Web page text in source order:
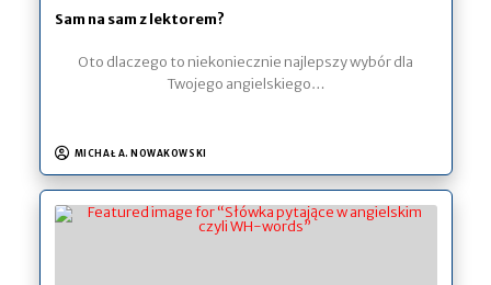
Sam na sam z lektorem?
Oto dlaczego to niekoniecznie najlepszy wybór dla
Twojego angielskiego…
MICHAŁ A. NOWAKOWSKI